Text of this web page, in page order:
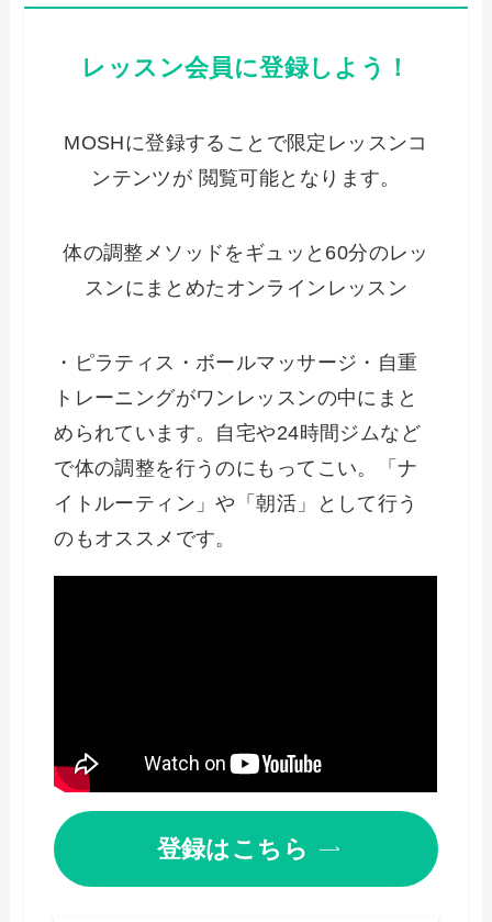
レッスン会員に登録しよう！
MOSHに登録することで限定レッスンコ
ンテンツが 閲覧可能となります。
体の調整メソッドをギュッと60分のレッ
スンにまとめたオンラインレッスン
・ピラティス・ボールマッサージ・自重
トレーニングがワンレッスンの中にまと
められています。自宅や24時間ジムなど
で体の調整を行うのにもってこい。「ナ
イトルーティン」や「朝活」として行う
のもオススメです。
登録はこちら